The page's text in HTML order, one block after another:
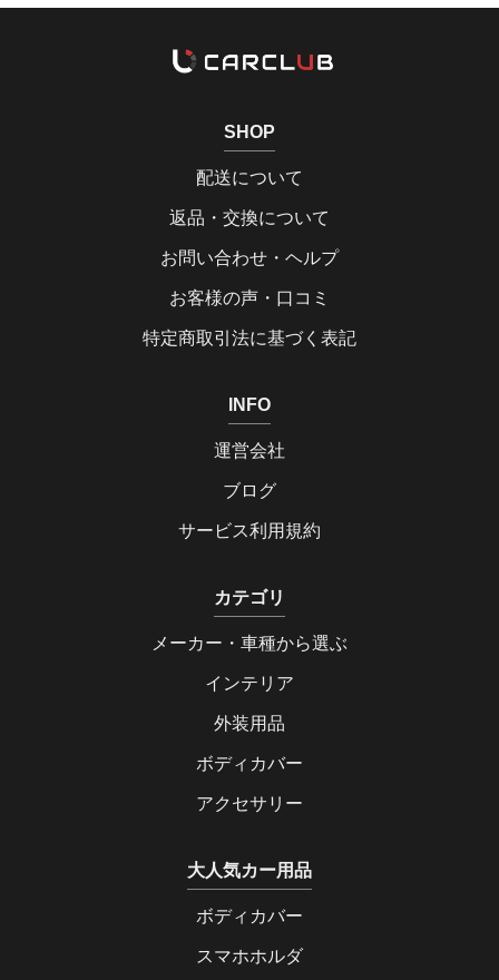
SHOP
配送について
返品・交換について
お問い合わせ・ヘルプ
お客様の声・口コミ
特定商取引法に基づく表記
INFO
運営会社
ブログ
サービス利用規約
カテゴリ
メーカー・車種から選ぶ
インテリア
外装用品
ボディカバー
アクセサリー
大人気カー用品
ボディカバー
スマホホルダ